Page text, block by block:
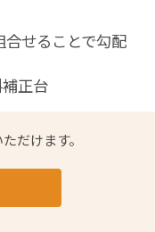
せることで勾配
正台
だけます。